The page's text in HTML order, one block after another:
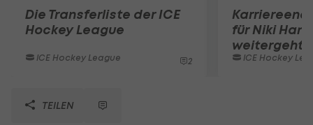
Die Transferliste der ICE
Hockey League
ICE Hockey League 2
für Niki Hartl
weitergeht
ICE Hockey
TEILEN